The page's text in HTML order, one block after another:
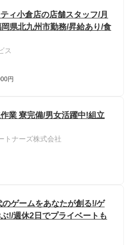
ィ小倉店の店舗スタッフ/月
県北九州市勤務/昇給あり/食
ス
円
業 寮完備/男女活躍中!組立
トナーズ株式会社
ゲームをあなたが創る!/ゲ
!/週休2日でプライベートも